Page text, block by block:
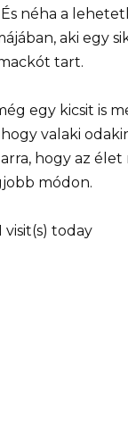
néha a
aki egy
tart.
egy kicsit is
valaki
hogy az élet
módon.
visit(s) today